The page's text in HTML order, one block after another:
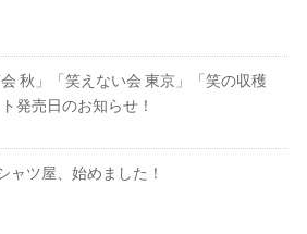
会 秋」「笑えない会 東京」「笑の収穫
発売日のお知らせ！
ャツ屋、始めました！